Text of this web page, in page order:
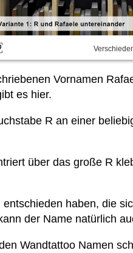
Vornamen
es hier.
R an einer
über das große R
haben, die
der Name natürlich
Wandtattoo Namen